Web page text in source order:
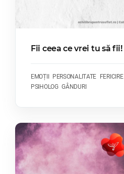
Fii ceea ce vrei tu să fii!
EMOȚII PERSONALITATE FERICIRE
PSIHOLOG GÂNDURI